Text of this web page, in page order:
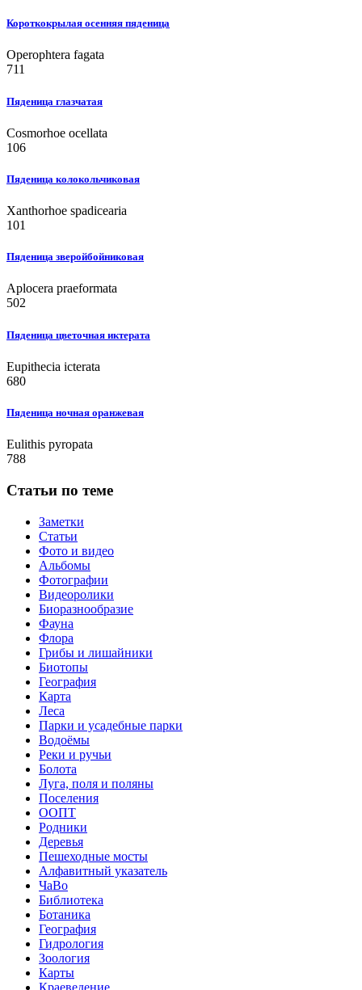
Короткокрылая осенняя пяденица
Operophtera fagata
711
Пяденица глазчатая
Cosmorhoe ocellata
106
Пяденица колокольчиковая
Xanthorhoe spadicearia
101
Пяденица зверойбойниковая
Aplocera praeformata
502
Пяденица цветочная иктерата
Eupithecia icterata
680
Пяденица ночная оранжевая
Eulithis pyropata
788
Статьи по теме
Заметки
Статьи
Фото и видео
Альбомы
Фотографии
Видеоролики
Биоразнообразие
Фауна
Флора
Грибы и лишайники
Биотопы
География
Карта
Леса
Парки и усадебные парки
Водоёмы
Реки и ручьи
Болота
Луга, поля и поляны
Поселения
ООПТ
Родники
Деревья
Пешеходные мосты
Алфавитный указатель
ЧаВо
Библиотека
Ботаника
География
Гидрология
Зоология
Карты
Краеведение